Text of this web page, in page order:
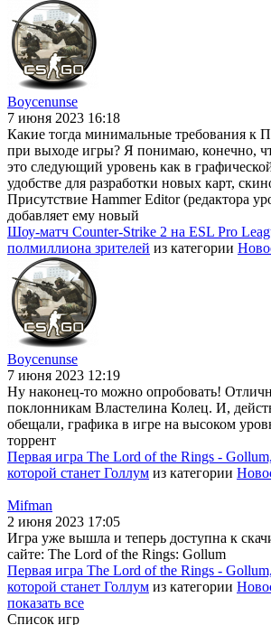
Boycenunse
7 июня 2023 16:18
Какие тогда минимальные требования к
при выходе игры? Я понимаю, конечно,
это следующий уровень как в
удобстве для разработки новых карт,
Присутствие Hammer Editor (редактора
добавляет ему новый
Шоу-матч Counter-Strike 2 на ESL Pro
полмиллиона зрителей из категории
Boycenunse
7 июня 2023 12:19
Ну наконец-то можно опробовать!
поклонникам Властелина Колец. И,
обещали, графика в игре на высоком
торрент
Первая игра The Lord of the Rings -
которой станет Голлум из категории
Mifman
2 июня 2023 17:05
Игра уже вышла и теперь доступна к
сайте: The Lord of the Rings: Gollum
Первая игра The Lord of the Rings -
которой станет Голлум из категории
показать все
Список игр